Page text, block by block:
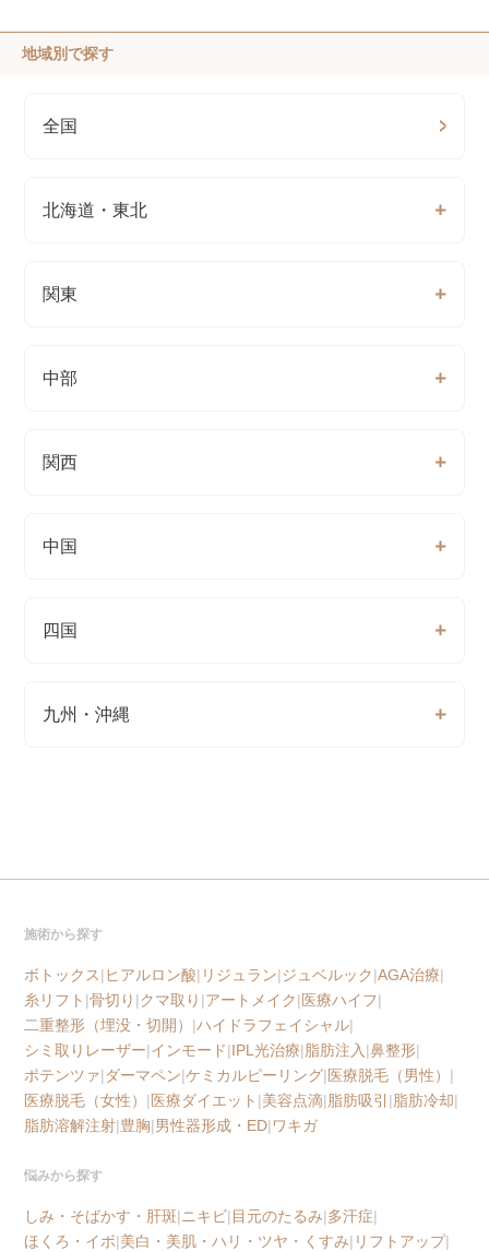
地域別で探す
全国
北海道・東北
関東
中部
関西
中国
四国
九州・沖縄
施術から探す
ボトックス|ヒアルロン酸| リジュラン|ジュベルック|AGA治療|
糸リフト |骨切り |クマ取り |アートメイク|医療ハイフ|
二重整形（埋没・切開） |ハイドラフェイシャル|
シミ取りレーザー|インモード|IPL光治療|脂肪注入 |鼻整形|
ポテンツァ|ダーマペン|ケミカルピーリング|医療脱毛（男性） |
医療脱毛（女性） |医療ダイエット |美容点滴|脂肪吸引 |脂肪冷却|
脂肪溶解注射|豊胸|男性器形成・ED|ワキガ
悩みから探す
しみ・そばかす・肝斑| ニキビ|目元のたるみ|多汗症|
ほくろ・イボ|美白・美肌・ハリ・ツヤ・くすみ| リフトアップ|